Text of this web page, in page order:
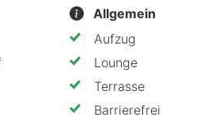
Allgemein
Aufzug
Lounge
Terrasse
Barrierefrei